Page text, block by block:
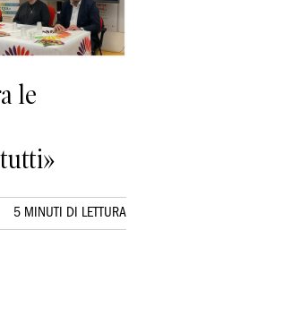
le
5 MINUTI DI LETTURA